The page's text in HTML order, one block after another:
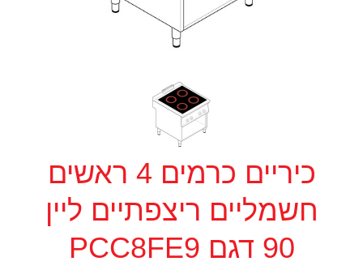
כיריים כרמים 4 ראשים
חשמליים ריצפתיים ליין
90 דגם PCC8FE9